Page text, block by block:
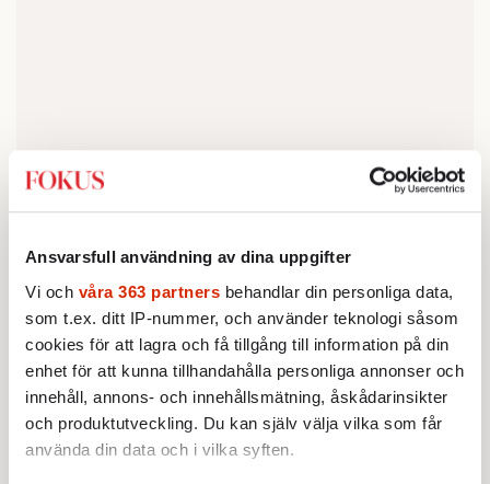
Ansvarsfull användning av dina uppgifter
Vi och våra 363 partners behandlar din personliga data,
som t.ex. ditt IP-nummer, och använder teknologi såsom
cookies för att lagra och få tillgång till information på din
enhet för att kunna tillhandahålla personliga annonser och
innehåll, annons- och innehållsmätning, åskådarinsikter
och produktutveckling. Du kan själv välja vilka som får
använda din data och i vilka syften.
Fast som Bengt G Nilssonskrev i Fokus
nyligen så ledde de 66 miljarder som Sverige
skänkte till Tanzania mellan åren 1963 och
2012 till att landets tillväxtminskade